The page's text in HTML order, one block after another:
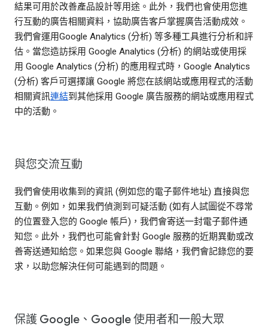
結果可用於改善產品設計等用途。此外，我們也會使用您進
行互動的廣告相關資料，協助廣告客戶掌握廣告活動成效。
我們會運用Google Analytics (分析) 等多種工具進行分析和評
估。當您造訪採用 Google Analytics (分析) 的網站或使用採
用 Google Analytics (分析) 的應用程式時，Google Analytics
(分析) 客戶可選擇讓 Google 將您在該網站或應用程式的活動
相關資訊連結到其他採用 Google 廣告服務的網站或應用程式
中的活動。
與您交流互動
我們會使用收集到的資訊 (例如您的電子郵件地址) 直接與您
互動。例如，如果我們偵測到可疑活動 (如有人試圖從不尋常
的位置登入您的 Google 帳戶)，我們會寄送一封電子郵件通
知您。此外，我們也可能會針對 Google 服務的近期異動或改
善寄送通知給您。如果您與 Google 聯絡，我們會記錄您的要
求，以助您解決任何可能遇到的問題。
保護 Google、Google 使用者和一般大眾